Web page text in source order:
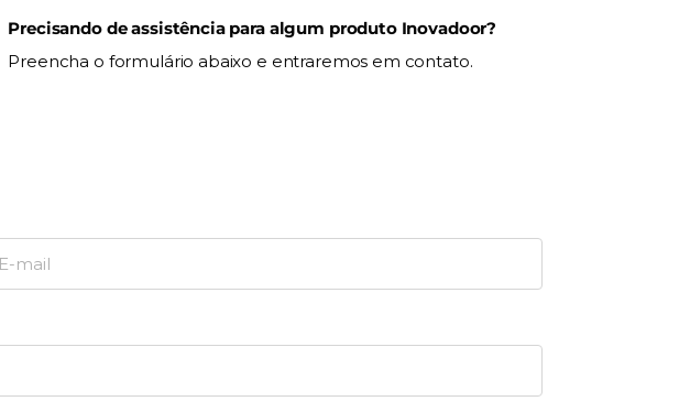
Precisando de assistência para algum produto Inovadoor?
Preencha o formulário abaixo e entraremos em contato.